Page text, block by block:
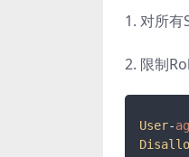
1. 对所有
2. 限制
User-